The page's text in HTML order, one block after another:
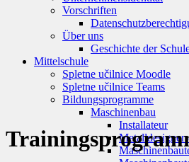
Vorschriften
Über uns
Geschichte der
Mittelschule
Spletne učilnice Moodle
Spletne učilnice Teams
Bildungsprogramme
Maschinenbau
Installateur
Metalldesigner